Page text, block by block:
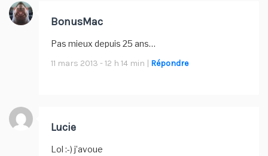
BonusMac
Pas mieux depuis 25 ans…
11 mars 2013 - 12 h 14 min | Répondre
Lucie
Lol :-) j’avoue